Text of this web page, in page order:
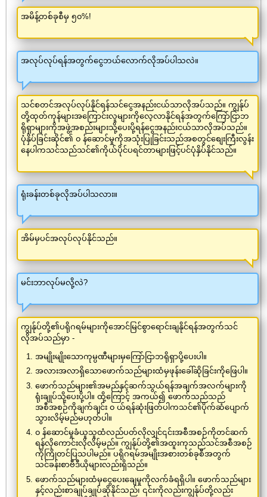
အမိန့်တစ်ခုစီမှ ၅၀%!
အလုပ်လုပ်ရန်အတွက်ငွေဘယ်လောက်လိုအပ်ပါသလဲ။
သင်စတင်အလုပ်လုပ်နိုင်ရန်သင်ငွေအနည်းငယ်သာလိုအပ်သည်။ ကျွန်ုပ်
တို့ထုတ်ကုန်များအကြောင်းလူများကိုလေ့လာနိုင်ရန်အတွက်ကြော်ငြာဘ
ရိုရှာများကိုအဖွဲ့အစည်းများသို့ပေးပို့ရန်ငွေအနည်းငယ်သာလိုအပ်သည်။
ပုံနှိပ်ခြင်းဆိုင်၏ ၀ န်ဆောင်မှုကိုအသုံးပြုခြင်းသည်အစတွင်စျေးကြီးလွန်း
နေပါကသင်သည်သင်၏ကိုယ်ပိုင်ပရင်တာများဖြင့်ပင်ပုံနှိပ်နိုင်သည်။
ရုံးခန်းတစ်ခုလိုအပ်ပါသလား။
အိမ်မှပင်အလုပ်လုပ်နိုင်သည်။
မင်းဘာလုပ်မလို့လဲ?
ကျွန်ုပ်တို့၏ပရိုဂရမ်များကိုအောင်မြင်စွာရောင်းချနိုင်ရန်အတွက်သင်
လိုအပ်သည်မှာ -
အမျိုးမျိုးသောကုမ္ပဏီများမှကြော်ငြာဘရိုရှာပို့ပေးပါ။
အလားအလာရှိသောဖောက်သည်များထံမှဖုန်းခေါ်ဆိုခြင်းကိုဖြေပါ။
ဖောက်သည်များ၏အမည်နှင့်ဆက်သွယ်ရန်အချက်အလက်များကို
ရုံးချုပ်သို့ပေးပို့ပါ။ ထို့ကြောင့် အကယ်၍ ဖောက်သည်သည်
အစီအစဉ်ကိုချက်ချင်း ၀ ယ်ရန်ဆုံးဖြတ်ပါကသင်၏ပိုက်ဆံပျောက်
သွားလိမ့်မည်မဟုတ်ပါ။
၀ န်ဆောင်မှုခံယူသူထံလည်ပတ်လိုလျှင်၎င်းအစီအစဉ်ကိုတင်ဆက်
ရန်လိုကောင်းလိုလိမ့်မည်။ ကျွန်ုပ်တို့၏အထူးကုသည်သင်အစီအစဉ်
ကိုကြိုတင်ပြသပါမည်။ ပရိုဂရမ်အမျိုးအစားတစ်ခုစီအတွက်
သင်ခန်းစာဗီဒီယိုများလည်းရှိသည်။
ဖောက်သည်များထံမှငွေပေးချေမှုကိုလက်ခံရရှိပါ။ ဖောက်သည်များ
နှင့်လည်းစာချုပ်ချုပ်ဆိုနိုင်သည်၊ ၎င်းကိုလည်းကျွန်ုပ်တို့လည်း